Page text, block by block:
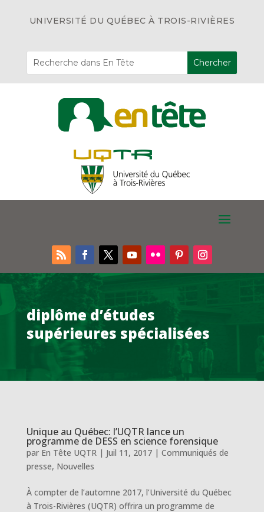
UNIVERSITÉ DU QUÉBEC À TROIS-RIVIÈRES
diplôme d’études
supérieures spécialisées
Unique au Québec: l’UQTR lance un
programme de DESS en science forensique
par En Tête UQTR| Juil 11, 2017| Communiqués de
presse, Nouvelles
À compter de l’automne 2017, l’Université du Québec
à Trois-Rivières (UQTR) offrira un programme de